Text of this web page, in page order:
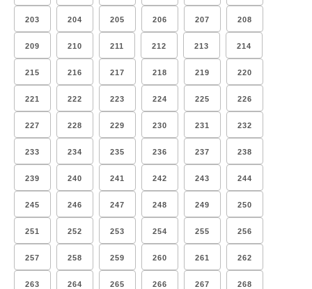
203 204 205 206 207 208
209 210 211 212 213 214
215 216 217 218 219 220
221 222 223 224 225 226
227 228 229 230 231 232
233 234 235 236 237 238
239 240 241 242 243 244
245 246 247 248 249 250
251 252 253 254 255 256
257 258 259 260 261 262
263 264 265 266 267 268